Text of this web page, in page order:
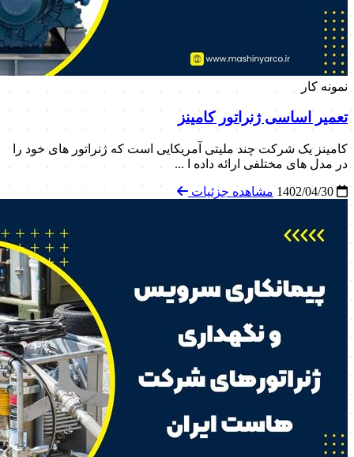
نمونه کار
تعمیر اساسی ژنراتور کامینز
کامینز یک شرکت چند ملیتی آمریکایی است که ژنراتور های خود را
در مدل های مختلفی ارائه داده ا ...
مشاهده جزئیات